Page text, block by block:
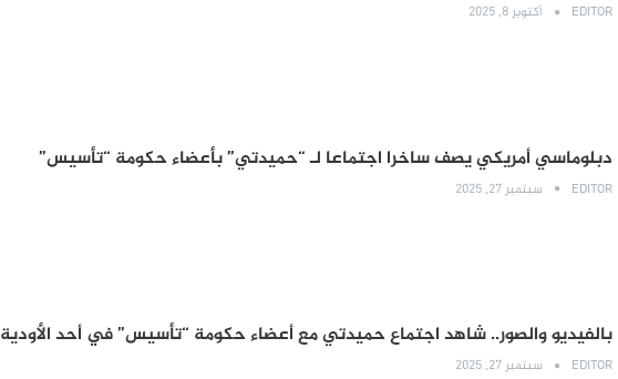
EDITOR أكتوبر 8, 2025
دبلوماسي أمريكي يصف ساخرا اجتماعا لـ “حميدتي” بأعضاء حكومة “تأسيس”
EDITOR سبتمبر 27, 2025
بالفيديو والصور.. شاهد اجتماع حميدتي مع أعضاء حكومة “تأسيس” في أحد الأودية
EDITOR سبتمبر 27, 2025